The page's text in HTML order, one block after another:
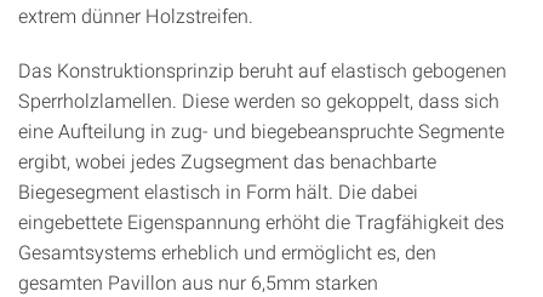
extrem dünner Holzstreifen.
Das Konstruktionsprinzip beruht auf elastisch gebogenen
Sperrholzlamellen. Diese werden so gekoppelt, dass sich
eine Aufteilung in zug- und biegebeanspruchte Segmente
ergibt, wobei jedes Zugsegment das benachbarte
Biegesegment elastisch in Form hält. Die dabei
eingebettete Eigenspannung erhöht die Tragfähigkeit des
Gesamtsystems erheblich und ermöglicht es, den
gesamten Pavillon aus nur 6,5mm starken